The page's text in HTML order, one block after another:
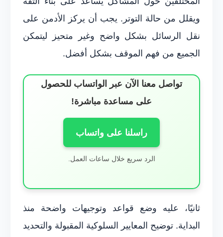
ويقلل من حالة التوتر. يجب أن يركز الأدمن على
نقل الرسائل بشكل واضح وغير متحيز ليتمكن
الجميع من فهم الموقف بشكل أفضل.
تواصل معنا الآن عبر الواتساب للحصول
على مساعدة مباشرة!
راسلنا على واتساب
الرد سريع خلال ساعات العمل.
ثانيًا، عليه وضع قواعد وتوجيهات واضحة منذ
البداية. توضيح المعايير السلوكية المقبولة والتحديد